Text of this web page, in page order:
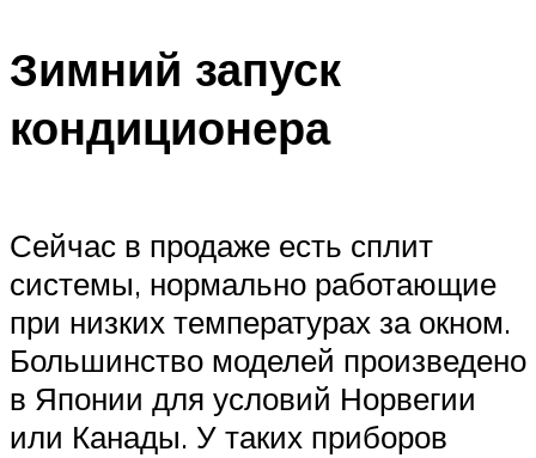
Зимний запуск
кондиционера
Сейчас в продаже есть сплит
системы, нормально работающие
при низких температурах за окном.
Большинство моделей произведено
в Японии для условий Норвегии
или Канады. У таких приборов